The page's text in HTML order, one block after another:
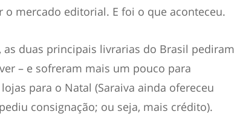
mercado editorial. E foi o que aconteceu.
duas principais livrarias do Brasil pediram
– e sofreram mais um pouco para
para o Natal (Saraiva ainda ofereceu
consignação; ou seja, mais crédito).